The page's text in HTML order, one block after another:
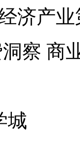
济产
察 商
城